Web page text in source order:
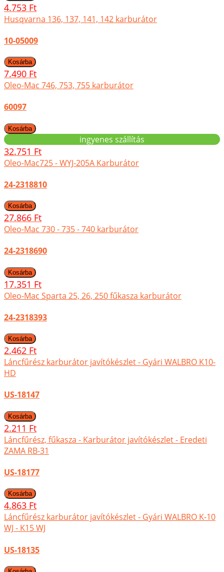
4.753 Ft
Husqvarna 136, 137, 141, 142 karburátor
10-05009
7.490 Ft
Oleo-Mac 746, 753, 755 karburátor
60097
ingyenes szállítás
32.751 Ft
Oleo-Mac725 - WYJ-205A Karburátor
24-2318810
27.866 Ft
Oleo-Mac 730 - 735 - 740 karburátor
24-2318690
17.351 Ft
Oleo-Mac Sparta 25, 26, 250 fűkasza karburátor
24-2318393
2.462 Ft
Láncfűrész karburátor javítókészlet - Gyári WALBRO K10-
HD
US-18147
2.211 Ft
Láncfűrész, fűkasza - Karburátor javítókészlet - Eredeti
ZAMA RB-31
US-18177
4.863 Ft
Láncfűrész karburátor javítókészlet - Gyári WALBRO K-10
WJ - K15 WJ
US-18135